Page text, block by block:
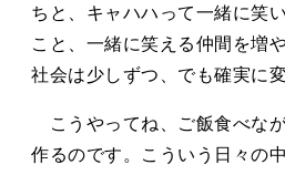
ちと、キャハハって一緒に笑
こと、一緒に笑える仲間を増
社会は少しずつ、でも確実に
こうやってね、ご飯食べな
作るのです。こういう日々の